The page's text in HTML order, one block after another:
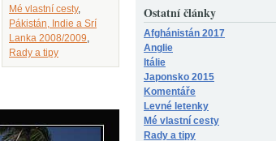
Mé vlastní cesty,
Pákistán, Indie a Srí
Lanka 2008/2009
Rady a tipy
Ostatní články
Afghánistán 2017
Anglie
Itálie
Japonsko 2015
Komentáře
Levné letenky
Mé vlastní cesty
Rady a tipy